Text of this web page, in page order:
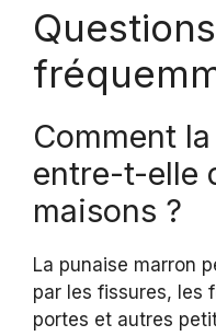
Questions
Comment
entre-t-elle
maisons ?
La punaise marron
par les fissures, les
portes et autres